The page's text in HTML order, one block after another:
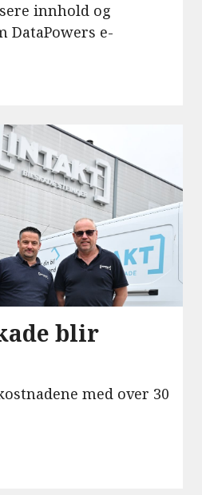
innhold og
DataPowers e-
blir
med over 30